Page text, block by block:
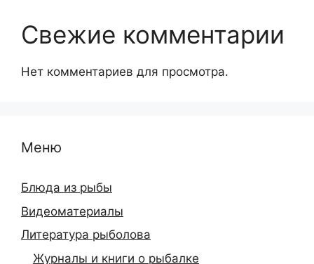
Свежие комментарии
Нет комментариев для просмотра.
Меню
Блюда из рыбы
Видеоматериалы
Литература рыболова
Журналы и книги о рыбалке